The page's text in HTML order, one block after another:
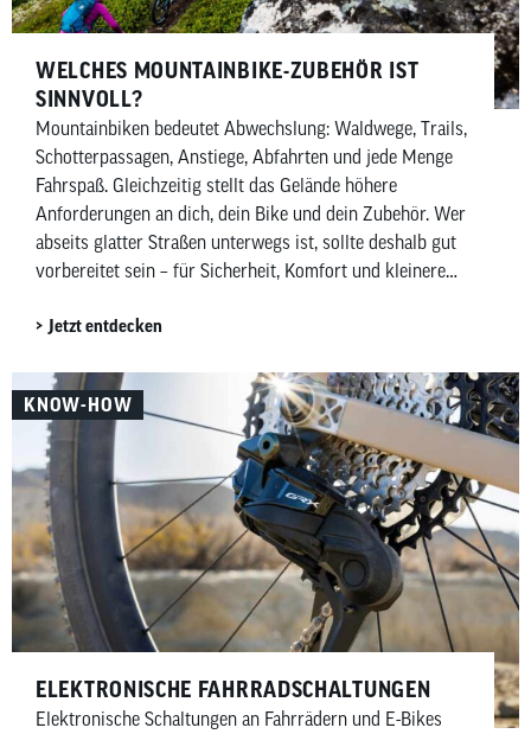
WELCHES MOUNTAINBIKE-ZUBEHÖR IST
SINNVOLL?
Mountainbiken bedeutet Abwechslung: Waldwege, Trails,
Schotterpassagen, Anstiege, Abfahrten und jede Menge
Fahrspaß. Gleichzeitig stellt das Gelände höhere
Anforderungen an dich, dein Bike und dein Zubehör. Wer
abseits glatter Straßen unterwegs ist, sollte deshalb gut
vorbereitet sein – für Sicherheit, Komfort und kleinere
welches Mountainbike-Zubehör wirklich sinnvoll ist –
Bike sowie Wartung und Pflege.
Jetzt entdecken
KNOW-HOW
ELEKTRONISCHE FAHRRADSCHALTUNGEN
Elektronische Schaltungen an Fahrrädern und E-Bikes